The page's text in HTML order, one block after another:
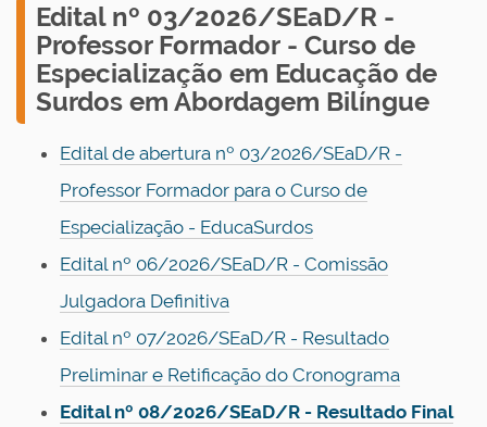
Edital nº 03/2026/SEaD/R -
Professor Formador - Curso de
Especialização em Educação de
Surdos em Abordagem Bilíngue
Edital de abertura nº 03/2026/SEaD/R -
Professor Formador para o Curso de
Especialização - EducaSurdos
Edital nº 06/2026/SEaD/R - Comissão
Julgadora Definitiva
Edital nº 07/2026/SEaD/R - Resultado
Preliminar e Retificação do Cronograma
Edital nº 08/2026/SEaD/R - Resultado Final